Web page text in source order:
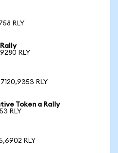
RLY
RLY
RLY
Token a Rally
RLY
RLY